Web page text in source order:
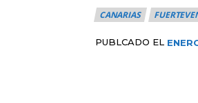
CANARIAS
PUBLCADO EL